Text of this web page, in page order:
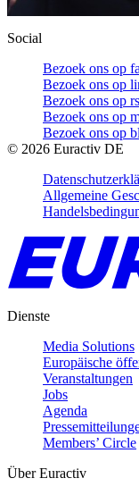
Social
Bezoek ons op
Bezoek ons op
Bezoek ons op
Bezoek ons op
Bezoek ons op
© 2026 Euractiv DE
Allgemeine
Dienste
Media Solutions
Europäische
Veranstaltungen
Jobs
Agenda
Members’ Circle
Über Euractiv